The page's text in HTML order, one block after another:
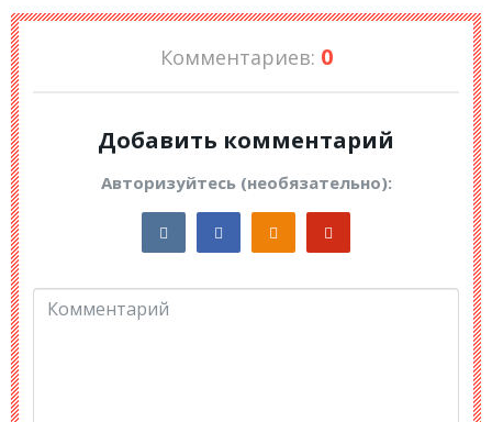
Комментариев: 0
Добавить комментарий
Авторизуйтесь (необязательно):